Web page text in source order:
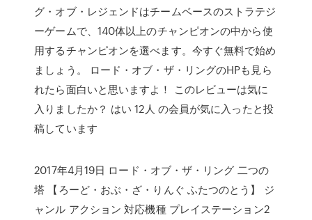
グ・オブ・レジェンドはチームベースのストラテジ
ーゲームで、140体以上のチャンピオンの中から使
用するチャンピオンを選べます。今すぐ無料で始め
ましょう。 ロード・オブ・ザ・リングのHPも見ら
れたら面白いと思いますよ！ このレビューは気に
入りましたか？ はい 12人 の会員が気に入ったと投
稿しています
2017年4月19日 ロード・オブ・ザ・リング 二つの
塔 【ろーど・おぶ・ざ・りんぐ ふたつのとう】 ジ
ャンル アクション 対応機種 プレイステーション2